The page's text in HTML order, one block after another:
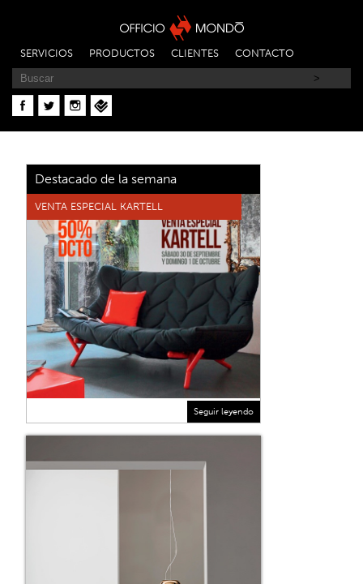
SERVICIOS PRODUCTOS CLIENTES CONTACTO
Destacado de la semana
VENTA ESPECIAL KARTELL
Seguir leyendo